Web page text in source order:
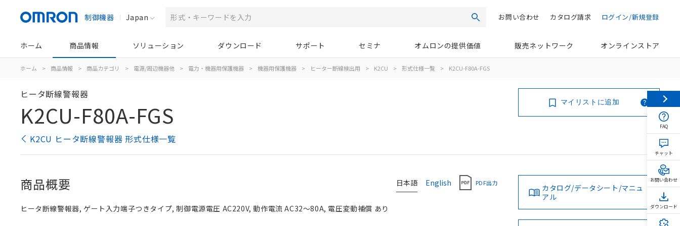
制御機器 Japan 検索 ログイン/新規登録
カタログ請求
お問い合わせ
ホーム 商品情報 ソリューション ダウンロード サポート セミナ オムロンの提供価値 販売ネットワーク オンラインストア
ホーム > 商品情報 > 商品カテゴリ > 電源/周辺機器他 > 電力・機器用保護機器 > 機器用保護機器 > ヒーター断線検出用 > K2CU > 形式仕様一覧 > K2CU-F80A-FGS
ヒータ断線警報器
K2CU-F80A-FGS
K2CU ヒータ断線警報器 形式仕様一覧
マイリストに追加
日本語 English PDF出力
商品概要
ヒータ断線警報器, ゲート入力端子つきタイプ, 制御電源電圧 AC220V, 動作電流 AC32～80A, 電圧変動補償 あり
カタログ/データシート/マニュ
アル
FAQ
チャット
お問い合わせ
ダウンロード